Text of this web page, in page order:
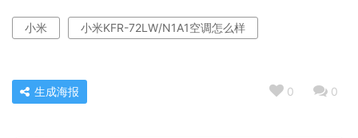
小米 小米KFR-72LW/N1A1空调怎么样
0 0
生成海报